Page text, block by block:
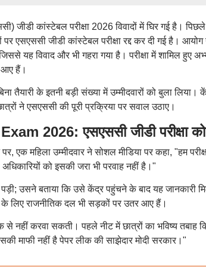
जीडी कांस्टेबल परीक्षा 2026 विवादों में घिर गई है।
एसएससी जीडी कांस्टेबल परीक्षा रद्द कर दी गई है।
जिससे यह विवाद और भी गहरा गया है। परीक्षा में शामिल हुए
आए हैं।
तैयारी के इतनी बड़ी संख्या में उम्मीदवारों को बुला
ने एसएससी की पूरी प्रक्रिया पर सवाल उठाए।
2026: एसएससी जीडी परीक्षा
पर, एक महिला उम्मीदवार ने सोशल मीडिया पर कहा, "हम
को इसकी जरा भी परवाह नहीं है।"
पड़ी; उसने बताया कि उसे केंद्र पहुंचने के बाद यह जानकारी
लिए राजनीतिक दल भी सड़कों पर उतर आए हैं।
से नहीं करवा सकती। पहले नीट में छात्रों का भविष्य तबाह
माफी नहीं है पेपर लीक की साझेदार मोदी सरकार।"